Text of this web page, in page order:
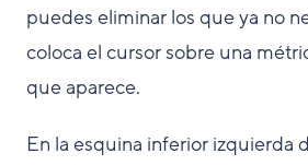
puedes eliminar los que ya no
coloca el cursor sobre una
que aparece.
En la esquina inferior izquierda